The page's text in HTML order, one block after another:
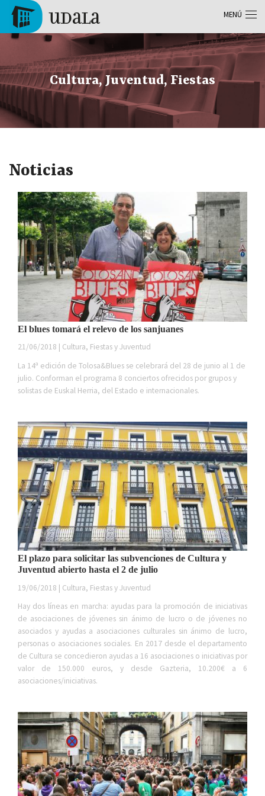
Pasar al contenido principal
Tolosa
Cultura, Juventud, Fiestas
Noticias
El blues tomará el relevo de los sanjuanes
21/06/2018 | Cultura, Fiestas y Juventud
La 14ª edición de Tolosa&Blues se celebrará del 28 de junio al 1 de
julio. Conforman el programa 8 conciertos ofrecidos por grupos y
solistas de Euskal Herria, del Estado e internacionales.
El plazo para solicitar las subvenciones de Cultura y
Juventud abierto hasta el 2 de julio
19/06/2018 | Cultura, Fiestas y Juventud
Hay dos líneas en marcha: ayudas para la promoción de iniciativas
de asociaciones de jóvenes sin ánimo de lucro o de jóvenes no
asociados y ayudas a asociaciones culturales sin ánimo de lucro,
personas o asociaciones sociales. En 2017 desde el departamento
de Cultura se concedieron ayudas a 16 asociaciones o iniciativas por
valor de 150.000 euros, y desde Gazteria, 10.200€ a 6
asociaciones/iniciativas.
MENÚ